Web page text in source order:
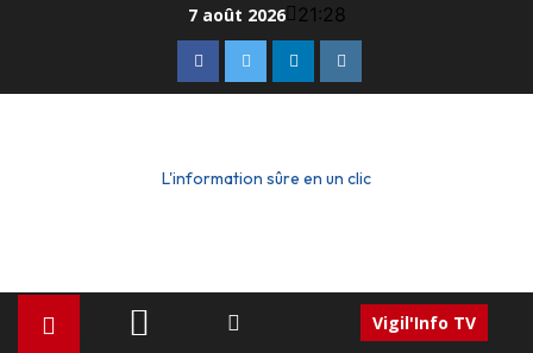
7 août 2026 21:28
L'information sûre en un clic
Vigil'Info TV